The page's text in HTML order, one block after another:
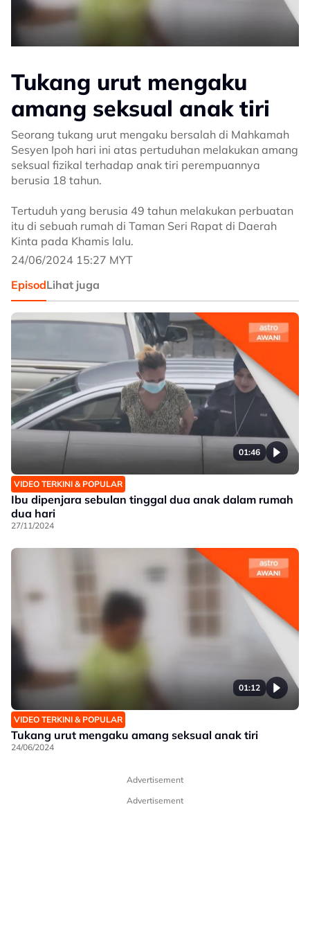
Tukang urut mengaku
amang seksual anak tiri
Seorang tukang urut mengaku bersalah di Mahkamah
Sesyen Ipoh hari ini atas pertuduhan melakukan amang
seksual fizikal terhadap anak tiri perempuannya
berusia 18 tahun.
Tertuduh yang berusia 49 tahun melakukan perbuatan
itu di sebuah rumah di Taman Seri Rapat di Daerah
Kinta pada Khamis lalu.
24/06/2024 15:27 MYT
EpisodLihat juga
01:46
VIDEO TERKINI & POPULAR
Ibu dipenjara sebulan tinggal dua anak dalam rumah
dua hari
27/11/2024
01:12
VIDEO TERKINI & POPULAR
Tukang urut mengaku amang seksual anak tiri
24/06/2024
Advertisement
Advertisement